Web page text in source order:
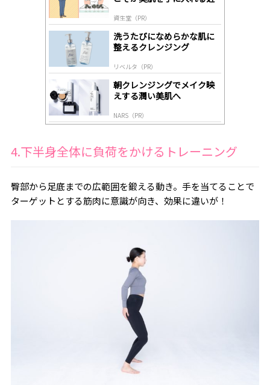
資生堂（PR）
洗うたびになめらかな肌に
整えるクレンジング
リベルタ（PR）
朝クレンジングでメイク映
えする潤い美肌へ
NARS（PR）
4.下半身全体に負荷をかけるトレーニング
臀部から足底までの広範囲を鍛える動き。手を当てることで
ターゲットとする筋肉に意識が向き、効果に違いが！